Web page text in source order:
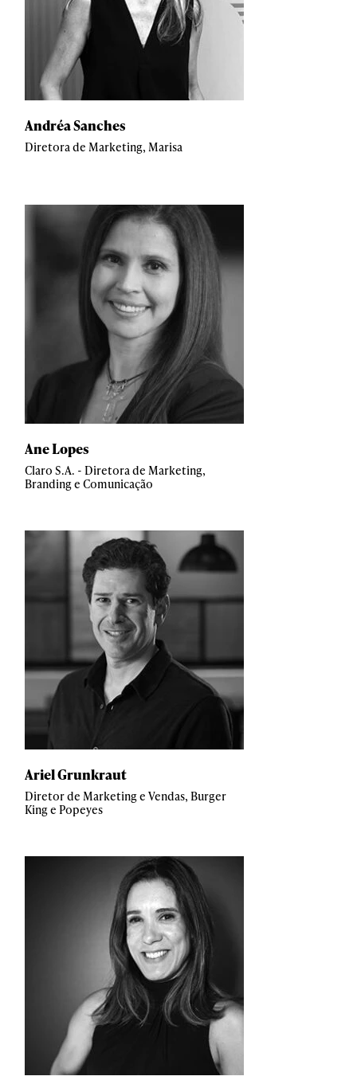
Andréa Sanches
Diretora de Marketing, Marisa
Ane Lopes
Claro S.A. - Diretora de Marketing,
Branding e Comunicação
Ariel Grunkraut
Diretor de Marketing e Vendas, Burger
King e Popeyes